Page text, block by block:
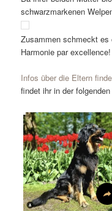
schwarzmarkenen
Zusammen schmeckt
Harmonie par excellence!
Infos über die Eltern
findet ihr in der